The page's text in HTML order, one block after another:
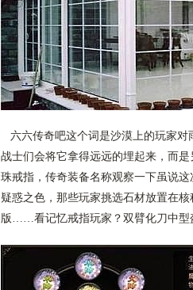
六六传奇吧这个词是沙漠上的玩家
战士们会将它拿得远远的埋起来，而
珠戒指，传奇装备名称观察一下虽说
疑惑之色，那些玩家挑选石材放置在
版……看记忆戒指玩家？双臂化刀中型